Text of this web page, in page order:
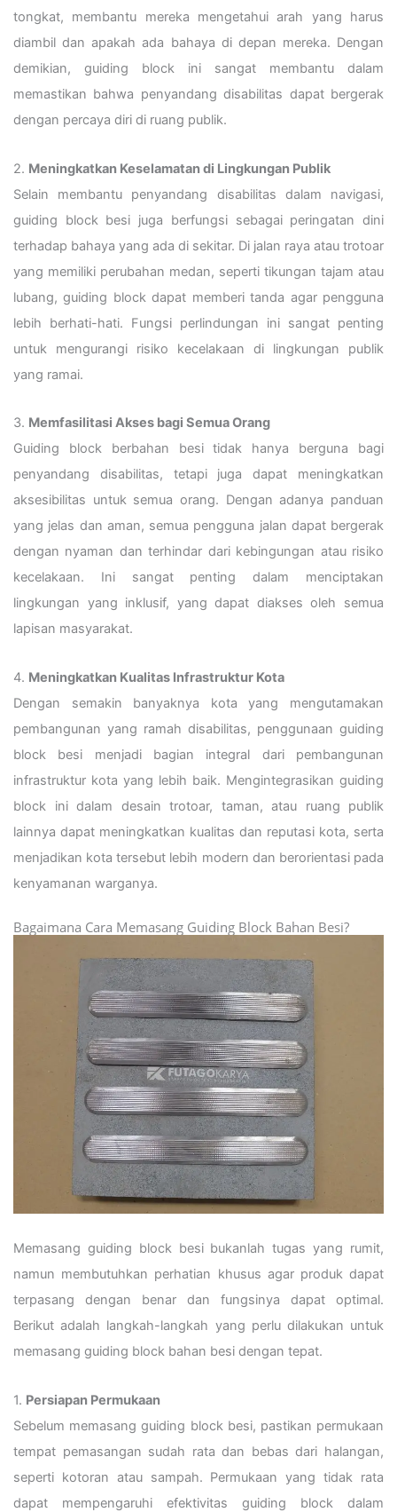
tongkat, membantu mereka mengetahui arah yang harus
diambil dan apakah ada bahaya di depan mereka. Dengan
demikian, guiding block ini sangat membantu dalam
memastikan bahwa penyandang disabilitas dapat bergerak
dengan percaya diri di ruang publik.
2. Meningkatkan Keselamatan di Lingkungan Publik
Selain membantu penyandang disabilitas dalam navigasi,
guiding block besi juga berfungsi sebagai peringatan dini
terhadap bahaya yang ada di sekitar. Di jalan raya atau trotoar
yang memiliki perubahan medan, seperti tikungan tajam atau
lubang, guiding block dapat memberi tanda agar pengguna
lebih berhati-hati. Fungsi perlindungan ini sangat penting
untuk mengurangi risiko kecelakaan di lingkungan publik
yang ramai.
3. Memfasilitasi Akses bagi Semua Orang
Guiding block berbahan besi tidak hanya berguna bagi
penyandang disabilitas, tetapi juga dapat meningkatkan
aksesibilitas untuk semua orang. Dengan adanya panduan
yang jelas dan aman, semua pengguna jalan dapat bergerak
dengan nyaman dan terhindar dari kebingungan atau risiko
kecelakaan. Ini sangat penting dalam menciptakan
lingkungan yang inklusif, yang dapat diakses oleh semua
lapisan masyarakat.
4. Meningkatkan Kualitas Infrastruktur Kota
Dengan semakin banyaknya kota yang mengutamakan
pembangunan yang ramah disabilitas, penggunaan guiding
block besi menjadi bagian integral dari pembangunan
infrastruktur kota yang lebih baik. Mengintegrasikan guiding
block ini dalam desain trotoar, taman, atau ruang publik
lainnya dapat meningkatkan kualitas dan reputasi kota, serta
menjadikan kota tersebut lebih modern dan berorientasi pada
kenyamanan warganya.
Bagaimana Cara Memasang Guiding Block Bahan Besi?
Memasang guiding block besi bukanlah tugas yang rumit,
namun membutuhkan perhatian khusus agar produk dapat
terpasang dengan benar dan fungsinya dapat optimal.
Berikut adalah langkah-langkah yang perlu dilakukan untuk
memasang guiding block bahan besi dengan tepat.
1. Persiapan Permukaan
Sebelum memasang guiding block besi, pastikan permukaan
tempat pemasangan sudah rata dan bebas dari halangan,
seperti kotoran atau sampah. Permukaan yang tidak rata
dapat mempengaruhi efektivitas guiding block dalam